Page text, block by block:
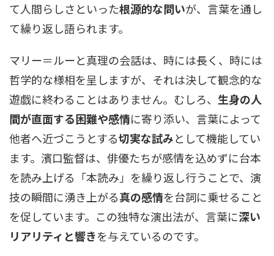
て人間らしさといった根源的な問いが、言葉を通し
て繰り返し語られます。
マリー＝ルーと真理の会話は、時には長く、時には
哲学的な様相を呈しますが、それは決して観念的な
遊戯に終わることはありません。むしろ、 生身の人
間が直面する困難や感情に寄り添い、言葉によって
他者へ近づこうとする切実な試みとして機能してい
ます。濱口監督は、俳優たちが感情を込めずに台本
を読み上げる「本読み」を繰り返し行うことで、演
技の瞬間に湧き上がる真の感情を台詞に乗せること
を促しています。この独特な演出法が、言葉に深い
リアリティと響きを与えているのです。